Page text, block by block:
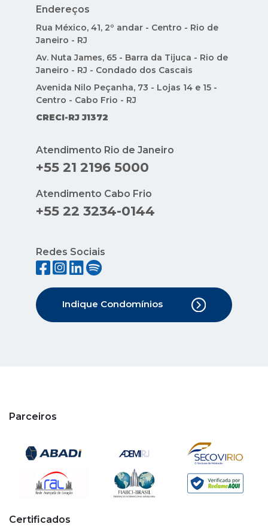
Endereços
Rua México, 41, 2º andar - Centro - Rio de
Janeiro - RJ
Av. Nuta James, 65 - Barra da Tijuca - Rio de
Janeiro - RJ - Condado dos Cascais
Avenida Nilo Peçanha, 73 - Lojas 14 e 15 -
Centro - Cabo Frio - RJ
CRECI-RJ J1372
Atendimento Rio de Janeiro
+55 21 2196 5000
Atendimento Cabo Frio
+55 22 3234-0144
Redes Sociais
Indique Condomínios
Parceiros
Certificados